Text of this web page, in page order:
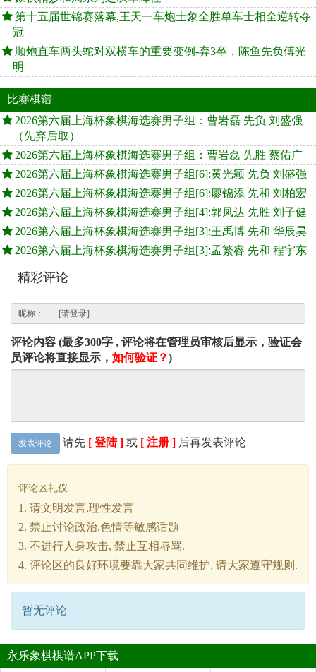
第十五届世锦赛落幕,王天一车炮士象全胜单车士相全逆转夺
冠
顺炮直车两头蛇对双横车的重要变例-弃3卒，陈鱼先负傅光
明
比赛棋谱
2026第六届上海杯象棋海选赛男子组：曹岩磊 先负 刘盛强
（先弃后取）
2026第六届上海杯象棋海选赛男子组：曹岩磊 先胜 蔡佑广
2026第六届上海杯象棋海选赛男子组[6]:黄光颖 先负 刘盛强
2026第六届上海杯象棋海选赛男子组[6]:廖锦添 先和 刘柏宏
2026第六届上海杯象棋海选赛男子组[4]:郭凤达 先胜 刘子健
2026第六届上海杯象棋海选赛男子组[3]:王禹博 先和 华辰昊
2026第六届上海杯象棋海选赛男子组[3]:孟繁睿 先和 程宇东
精彩评论
昵称：
评论内容 (最多300字 , 评论将在管理员审核后显示，验证会
员评论将直接显示， 如何验证？)
发表评论 请先 [ 登陆 ] 或 [ 注册 ] 后再发表评论
评论区礼仪
1. 请文明发言,理性发言
2. 禁止讨论政治,色情等敏感话题
3. 不进行人身攻击, 禁止互相辱骂.
4. 评论区的良好环境要靠大家共同维护, 请大家遵守规则.
暂无评论
永乐象棋棋谱APP下载